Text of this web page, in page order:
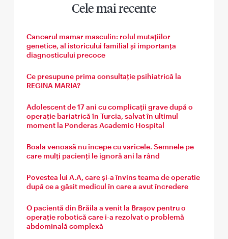
Cele mai recente
Cancerul mamar masculin: rolul mutațiilor
genetice, al istoricului familial și importanța
diagnosticului precoce
Ce presupune prima consultație psihiatrică la
REGINA MARIA?
Adolescent de 17 ani cu complicații grave după o
operație bariatrică în Turcia, salvat în ultimul
moment la Ponderas Academic Hospital
Boala venoasă nu începe cu varicele. Semnele pe
care mulți pacienți le ignoră ani la rând
Povestea lui A.A, care și-a învins teama de operatie
după ce a găsit medicul în care a avut încredere
O pacientă din Brăila a venit la Brașov pentru o
operație robotică care i-a rezolvat o problemă
abdominală complexă